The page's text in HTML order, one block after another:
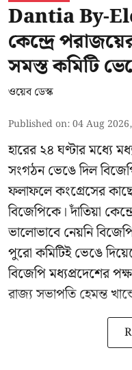
Dantia By-
কেন্দ্রে
সমস্ত কমিটি
ওয়েব ডেস্ক
Published on:04 Aug
হারের ২৪ ঘণ্টার মধ্যে
সংগঠন ভেঙে দিল
ফলাফলে কংগ্রেসের
বিজেপিকে। দাঁতিয়া
ভালোভাবে নেয়নি
পুরো কমিটিই ভেঙে
বিজেপি মধ্যপ্রদেশের
রাজ্য সভাপতি হেমন্ত